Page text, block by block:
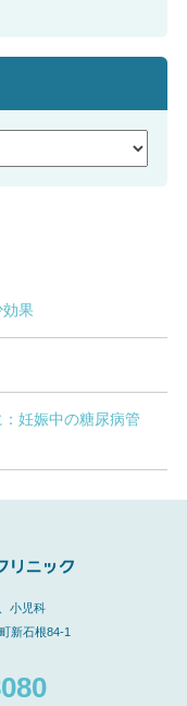
果
妊娠中の糖尿病管
小児科
新石根84-1